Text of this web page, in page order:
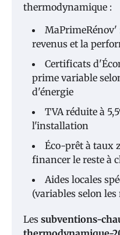
thermodynamique :
MaPrimeRénov'
revenus et la
Certificats
prime variable
d'énergie
TVA réduite à
l'installation
Éco-prêt à taux
financer le reste à
Aides locales
(variables selon les
Les subventions-